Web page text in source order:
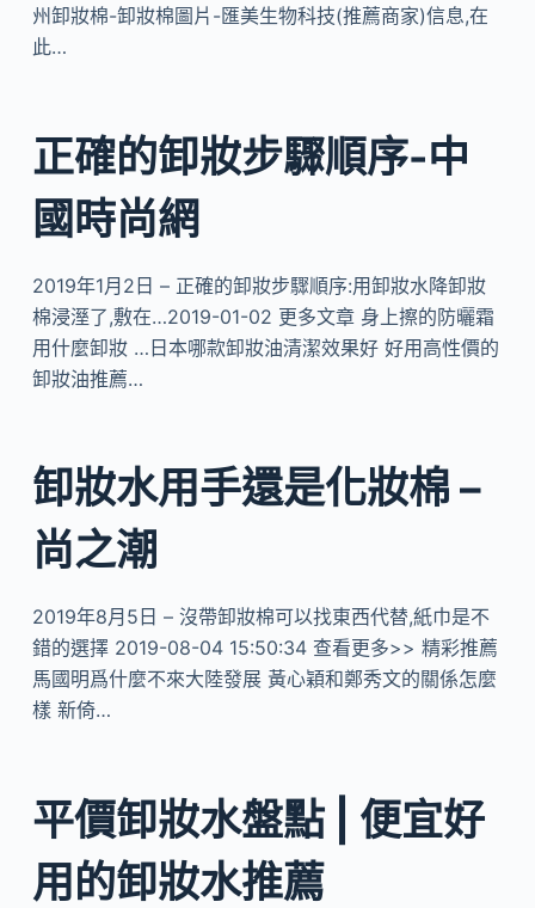
州卸妝棉-卸妝棉圖片-匯美生物科技(推薦商家)信息,在
此…
正確的卸妝步驟順序-中
國時尚網
2019年1月2日 – 正確的卸妝步驟順序:用卸妝水降卸妝
棉浸溼了,敷在…2019-01-02 更多文章 身上擦的防曬霜
用什麼卸妝 …日本哪款卸妝油清潔效果好 好用高性價的
卸妝油推薦…
卸妝水用手還是化妝棉 –
尚之潮
2019年8月5日 – 沒帶卸妝棉可以找東西代替,紙巾是不
錯的選擇 2019-08-04 15:50:34 查看更多>> 精彩推薦
馬國明爲什麼不來大陸發展 黃心穎和鄭秀文的關係怎麼
樣 新倚…
平價卸妝水盤點 | 便宜好
用的卸妝水推薦